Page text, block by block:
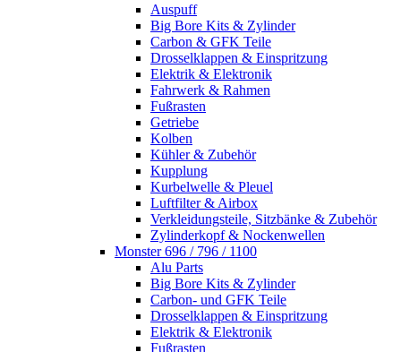
Auspuff
Big Bore Kits & Zylinder
Carbon & GFK Teile
Drosselklappen & Einspritzung
Elektrik & Elektronik
Fahrwerk & Rahmen
Fußrasten
Getriebe
Kolben
Kühler & Zubehör
Kupplung
Kurbelwelle & Pleuel
Luftfilter & Airbox
Verkleidungsteile, Sitzbänke & Zubehör
Zylinderkopf & Nockenwellen
Monster 696 / 796 / 1100
Alu Parts
Big Bore Kits & Zylinder
Carbon- und GFK Teile
Drosselklappen & Einspritzung
Elektrik & Elektronik
Fußrasten